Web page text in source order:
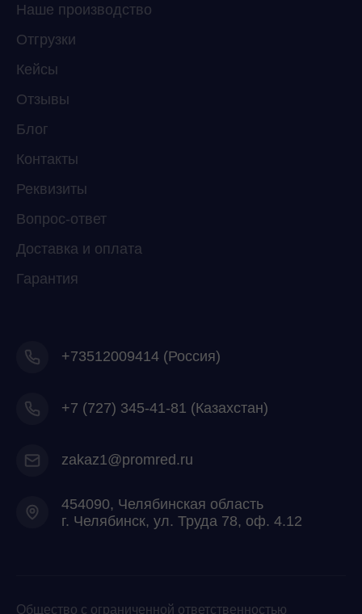
Наше производство
Отгрузки
Кейсы
Отзывы
Блог
Контакты
Реквизиты
Вопрос-ответ
Доставка и оплата
Гарантия
+73512009414 (Россия)
+7 (727) 345-41-81 (Казахстан)
zakaz1@promred.ru
454090, Челябинская область
г. Челябинск, ул. Труда 78, оф. 4.12
Общество с ограниченной ответственностью